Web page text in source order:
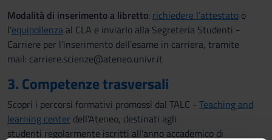
Modalità di inserimento a libretto: richiedere l’attestato o
l'equipollenza al CLA e inviarlo alla Segreteria Studenti -
Carriere per l’inserimento dell’esame in carriera, tramite
mail: carriere.scienze@ateneo.univr.it
3. Competenze trasversali
Scopri i percorsi formativi promossi dal TALC - Teaching and
learning center dell'Ateneo, destinati agli
studenti regolarmente iscritti all'anno accademico di